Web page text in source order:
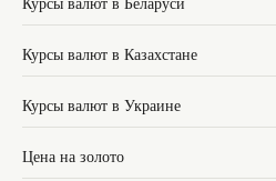
Курсы валют в Казахстане
Курсы валют в Украине
Цена на золото